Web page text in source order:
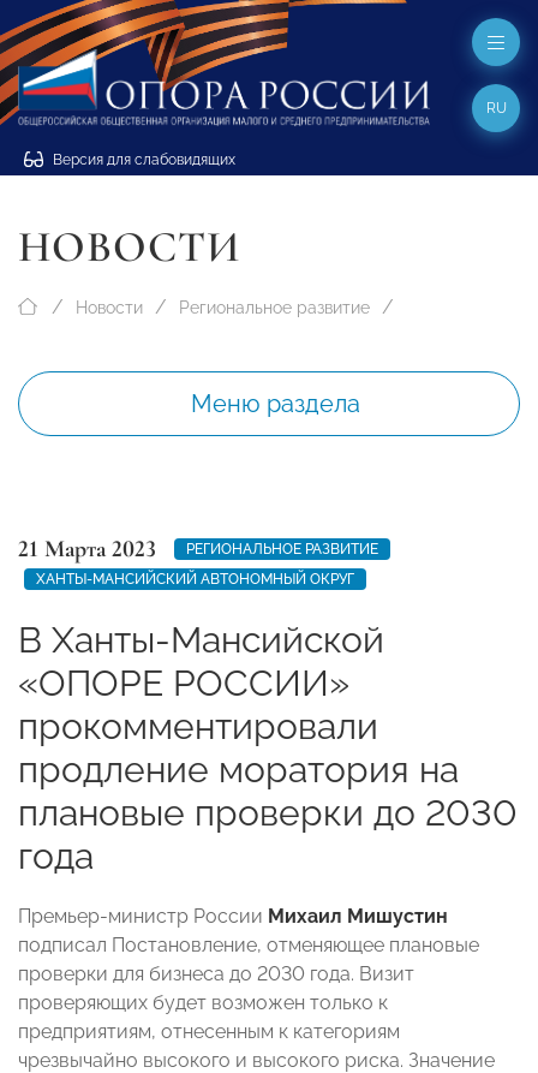
Версия для слабовидящих
RU
НОВОСТИ
Новости Региональное развитие
Меню раздела
21 Марта 2023
РЕГИОНАЛЬНОЕ РАЗВИТИЕ
ХАНТЫ-МАНСИЙСКИЙ АВТОНОМНЫЙ ОКРУГ
В Ханты-Мансийской
«ОПОРЕ РОССИИ»
прокомментировали
продление моратория на
плановые проверки до 2030
года
Премьер-министр России Михаил Мишустин
подписал Постановление, отменяющее плановые
проверки для бизнеса до 2030 года. Визит
проверяющих будет возможен только к
предприятиям, отнесенным к категориям
чрезвычайно высокого и высокого риска. Значение